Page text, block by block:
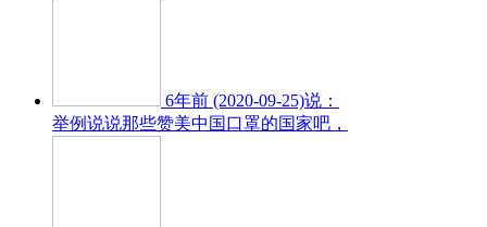
6年前 (2020-09-25)说：
举例说说那些赞美中国口罩的国家吧，